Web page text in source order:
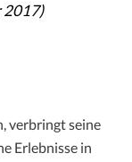
2017)
verbringt seine
Erlebnisse in